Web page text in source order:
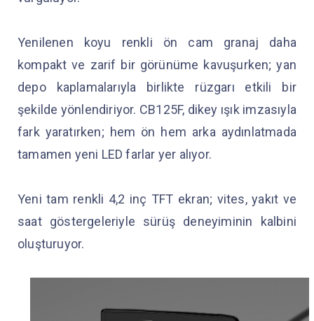
Yenilenen koyu renkli ön cam granaj daha
kompakt ve zarif bir görünüme kavuşurken; yan
depo kaplamalarıyla birlikte rüzgarı etkili bir
şekilde yönlendiriyor. CB125F, dikey ışık imzasıyla
fark yaratırken; hem ön hem arka aydınlatmada
tamamen yeni LED farlar yer alıyor.
Yeni tam renkli 4,2 inç TFT ekran; vites, yakıt ve
saat göstergeleriyle sürüş deneyiminin kalbini
oluşturuyor.